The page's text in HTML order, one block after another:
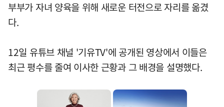
부부가 자녀 양육을 위해 새로운 터전으로 자리를 옮겼
다.
12일 유튜브 채널 '기유TV'에 공개된 영상에서 이들은
최근 평수를 줄여 이사한 근황과 그 배경을 설명했다.